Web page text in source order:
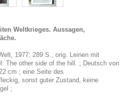
Weltkrieges. Aussagen,
1977; 289 S., orig. Leinen mit
The other side of the hill. ; Deutsch von
cm ; eine Seite des
sonst guter Zustand, keine
;